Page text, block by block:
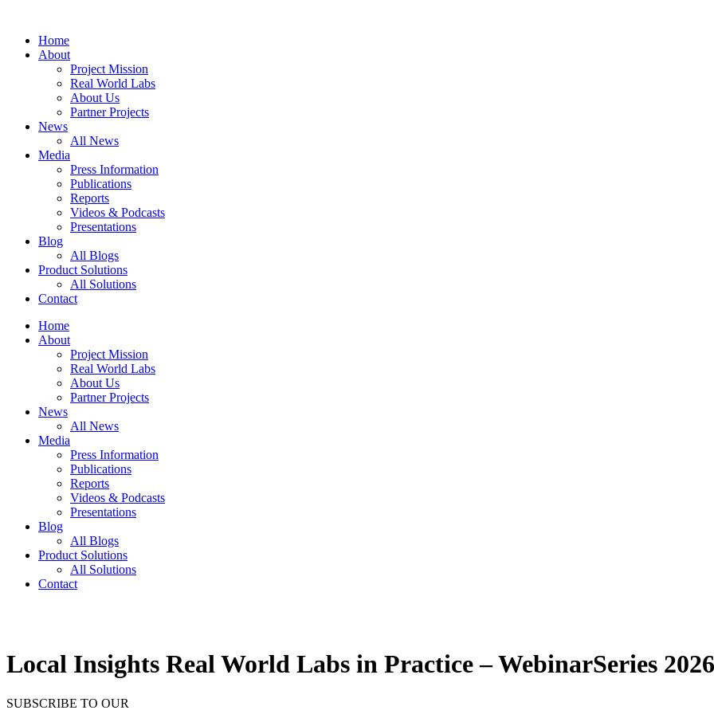
springenHome
About
Project Mission
Real World Labs
About Us
Partner Projects
News
All News
Media
Press Information
Publications
Reports
Videos & Podcasts
Presentations
Blog
All Blogs
Product Solutions
All Solutions
Contact
Home
About
Project Mission
Real World Labs
About Us
Partner Projects
News
All News
Media
Press Information
Publications
Reports
Videos & Podcasts
Presentations
Blog
All Blogs
Product Solutions
All Solutions
Contact
Local Insights Real World Labs in Practice – WebinarSeries
SUBSCRIBE TO OUR